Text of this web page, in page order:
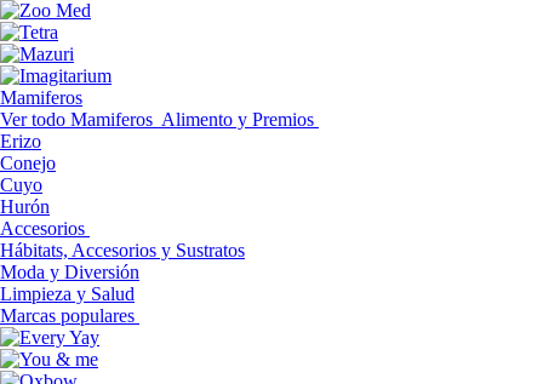
Mamiferos
Ver todo Mamiferos Alimento y Premios
Erizo
Conejo
Cuyo
Hurón
Accesorios
Hábitats, Accesorios y Sustratos
Moda y Diversión
Limpieza y Salud
Marcas populares